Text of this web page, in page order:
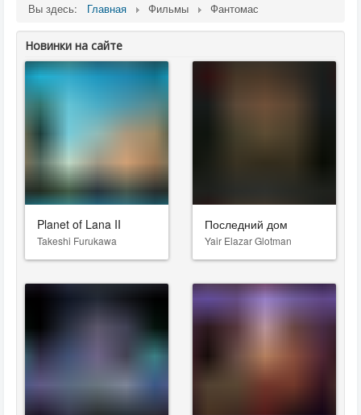
Вы здесь: Главная Фильмы Фантомас
Новинки на сайте
Planet of Lana II
Takeshi Furukawa
Последний дом
Yair Elazar Glotman